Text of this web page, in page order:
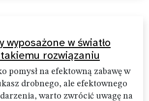
wyposażone w światło
rozwiązaniu
pomysł na efektowną zabawę w
drobnego, ale efektownego
warto zwrócić uwagę na